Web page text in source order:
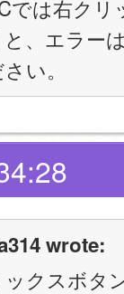
では右クリ
、エラー
い。
wrote:
ックスボタ